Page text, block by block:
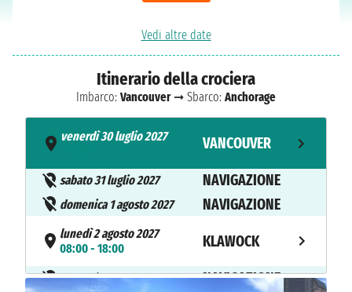
Vedi altre date
Itinerario della crociera
Imbarco: Vancouver➞ Sbarco: Anchorage
venerdì 30 luglio 2027
VANCOUVER
sabato 31 luglio 2027 NAVIGAZIONE
domenica 1 agosto 2027 NAVIGAZIONE
lunedì 2 agosto 2027
08:00 - 18:00
KLAWOCK
martedì 3 agosto 2027 NAVIGAZIONE